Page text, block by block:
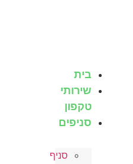
בית
שירותי
טקפון
סניפים
סניף